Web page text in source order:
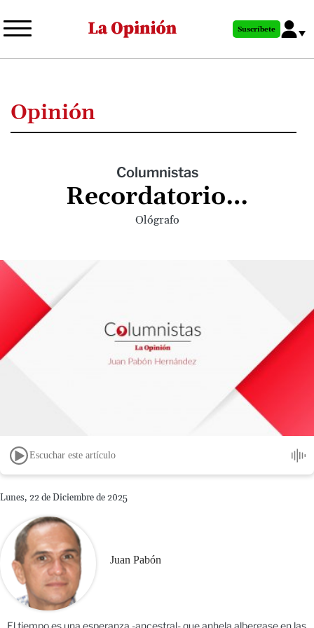
al
principal
Suscríbete
Opinión
Columnistas
Recordatorio…
Ológrafo
Escuchar este artículo
Lunes, 22 de Diciembre de 2025
Juan Pabón
El tiempo es una esperanza -ancestral- que anhela albergase en las